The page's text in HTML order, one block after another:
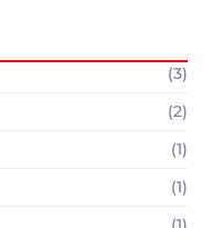
(3)
(2)
(1)
(1)